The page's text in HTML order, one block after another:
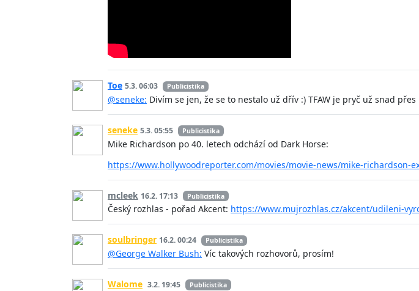
Toe 5.3. 06:03 Publicistika
@seneke: Divím se jen, že se to nestalo už dřív :) TFAW je pryč už snad přes
seneke 5.3. 05:55 Publicistika
Mike Richardson po 40. letech odchází od Dark Horse:
https://www.hollywoodreporter.com/movies/movie-news/mike-richardson-
mcleek 16.2. 17:13 Publicistika
Český rozhlas - pořad Akcent: https://www.mujrozhlas.cz/akcent/udileni-
soulbringer 16.2. 00:24 Publicistika
@George Walker Bush: Víc takových rozhovorů, prosím!
Walome 3.2. 19:45 Publicistika